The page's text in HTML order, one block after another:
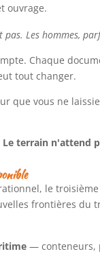
ouvrage.
pas. Les hommes,
Chaque
tout changer.
que vous ne
Le terrain n'attend
le
frontières du
— conteneurs,